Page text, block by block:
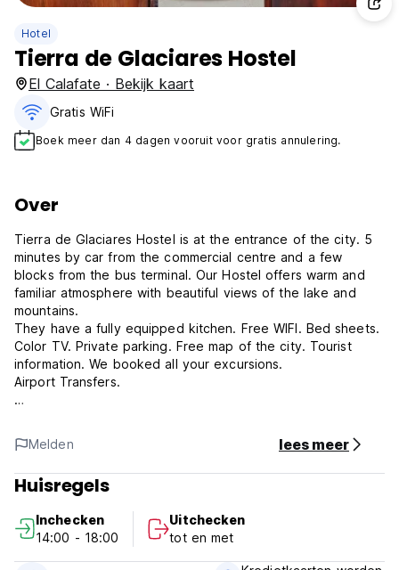
Hotel
Tierra de Glaciares Hostel
El Calafate · Bekijk kaart
Gratis WiFi
Boek meer dan 4 dagen vooruit voor gratis annulering.
Over
Tierra de Glaciares Hostel is at the entrance of the city. 5
minutes by car from the commercial centre and a few
blocks from the bus terminal. Our Hostel offers warm and
familiar atmosphere with beautiful views of the lake and
mountains.
They have a fully equipped kitchen. Free WIFI. Bed sheets.
Color TV. Private parking. Free map of the city. Tourist
information. We booked all your excursions.
Airport Transfers.
the commercial center and a few blocks from the bus
terminal.
Comfortable rooms with views of the lake and the
mattresses. Heating and wi fi.
Tierra de Glaciares Hostel Policies & Conditions:
Melden lees meer
Huisregels
Inchecken
14:00 - 18:00
Uitchecken
tot en met